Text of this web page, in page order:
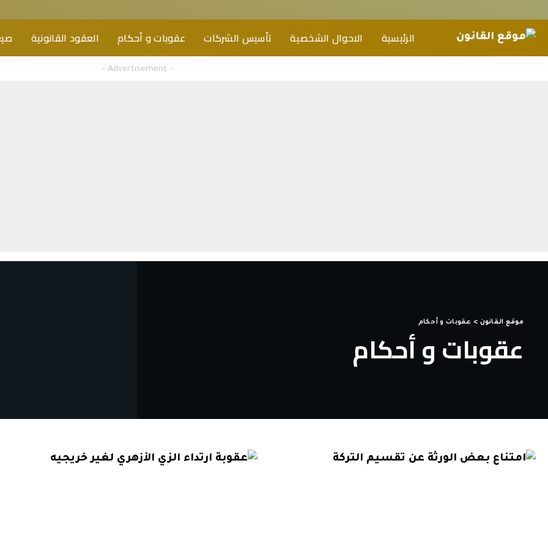
الرئيسية الاحوال الشخصية تأسيس الشركات عقوبات و أحكام العقود القانونية
– Advertisement –
موقع القانون > عقوبات و أحكام
عقوبات و أحكام